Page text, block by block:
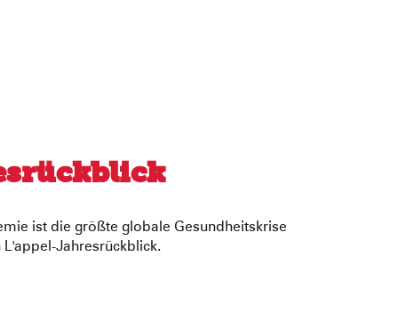
ist die größte globale Gesundheitskrise
Jahresrückblick.